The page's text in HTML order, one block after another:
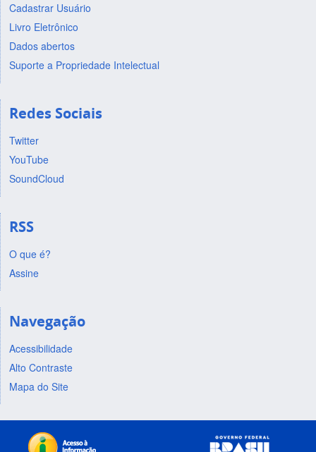
Cadastrar Usuário
Livro Eletrônico
Dados abertos
Suporte a Propriedade Intelectual
Redes Sociais
Twitter
YouTube
SoundCloud
RSS
O que é?
Assine
Navegação
Acessibilidade
Alto Contraste
Mapa do Site